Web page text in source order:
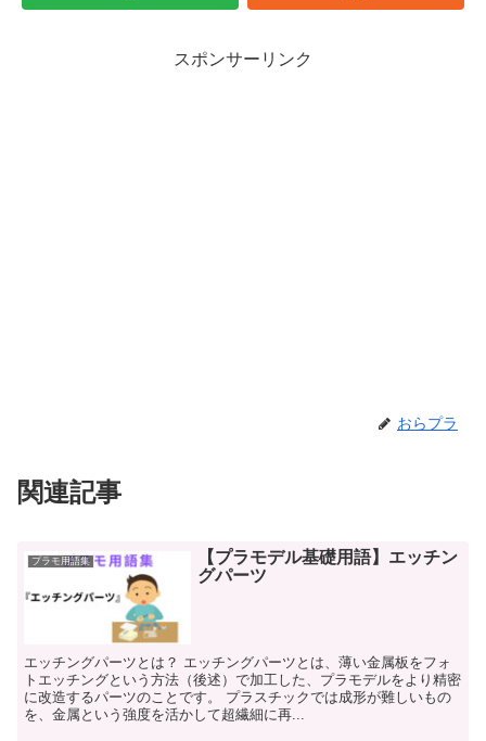
スポンサーリンク
おらプラ
関連記事
プラモ用語集
【プラモデル基礎用語】エッチン
グパーツ
エッチングパーツとは？ エッチングパーツとは、薄い金属板をフォ
トエッチングという方法（後述）で加工した、プラモデルをより精密
に改造するパーツのことです。 プラスチックでは成形が難しいもの
を、金属という強度を活かして超繊細に再...